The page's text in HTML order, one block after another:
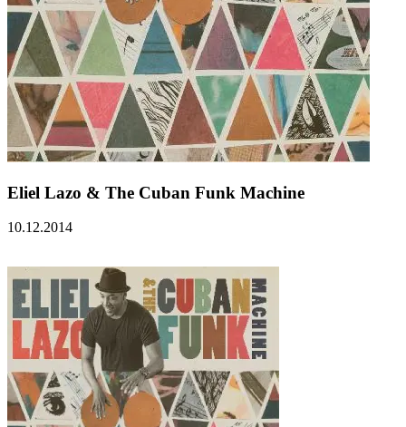
Eliel Lazo & The Cuban Funk Machine
10.12.2014